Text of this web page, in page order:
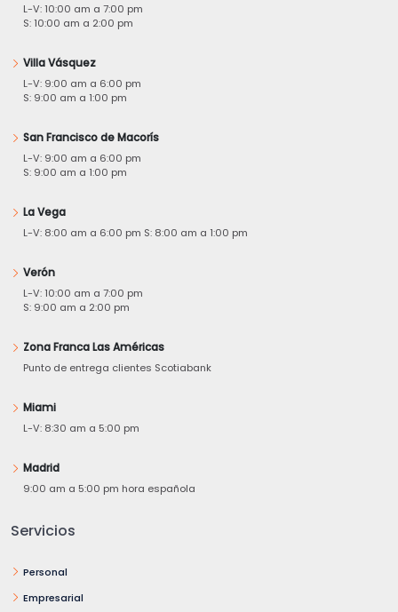
L-V: 10:00 am a 7:00 pm
S: 10:00 am a 2:00 pm
Villa Vásquez
L-V: 9:00 am a 6:00 pm
S: 9:00 am a 1:00 pm
San Francisco de Macorís
L-V: 9:00 am a 6:00 pm
S: 9:00 am a 1:00 pm
La Vega
L-V: 8:00 am a 6:00 pm S: 8:00 am a 1:00 pm
Verón
L-V: 10:00 am a 7:00 pm
S: 9:00 am a 2:00 pm
Zona Franca Las Américas
Punto de entrega clientes Scotiabank
Miami
L-V: 8:30 am a 5:00 pm
Madrid
9:00 am a 5:00 pm hora española
Servicios
Personal
Empresarial